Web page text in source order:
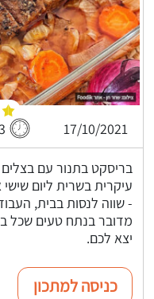
17/10/2021 3 שעות
בריסקט בתנור עם
עיקרית בשרית ליום
- שווה לנסות בבית,
מדובר בנתח טעים שכל
יצא לכם.
כניסה למתכון